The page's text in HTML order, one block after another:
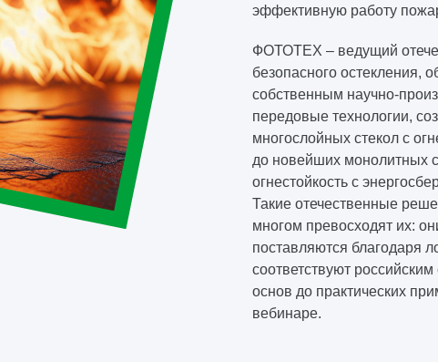
эффективную работу
ФОТОТЕХ – ведущий
безопасного остекления,
собственным научно-
передовые технологии,
многослойных стекол с
до новейших
огнестойкость с
Такие отечественные
многом превосходят их:
поставляются благодаря
соответствуют
основ до практических
вебинаре.